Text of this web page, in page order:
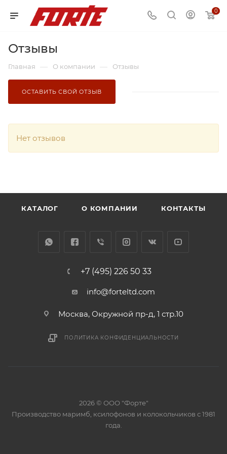
0
Отзывы
Главная — О компании — Отзывы
ОСТАВИТЬ СВОЙ ОТЗЫВ
Нет отзывов
КАТАЛОГ О КОМПАНИИ КОНТАКТЫ
+7 (495) 226 50 33
info@forteltd.com
Москва, Окружной пр-д, 1 стр.10
ПОЛИТИКА КОНФИДЕНЦИАЛЬНОСТИ
2026 © ООО "Форте"
Производство маримб, ксилофонов и колокольчиков с 1981
года.